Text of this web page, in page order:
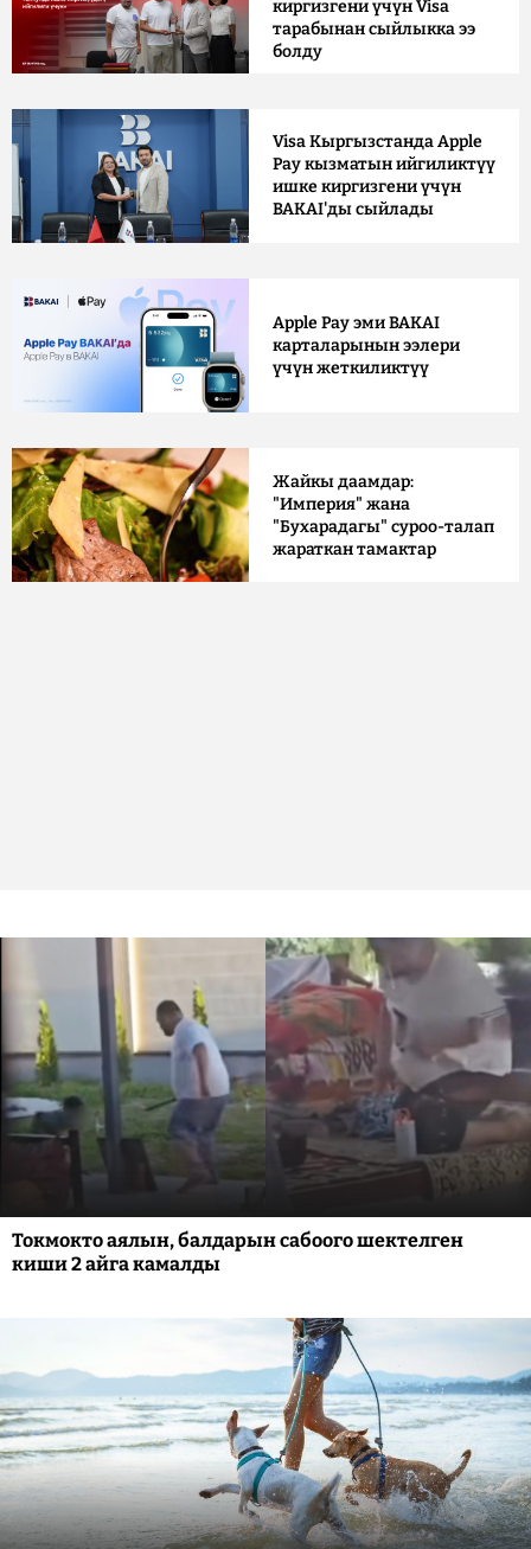
киргизгени үчүн Visa
тарабынан сыйлыкка ээ
болду
Visa Кыргызстанда Apple
Pay кызматын ийгиликтүү
ишке киргизгени үчүн
BAKAI'ды сыйлады
Apple Pay эми BAKAI
карталарынын ээлери
үчүн жеткиликтүү
Жайкы даамдар:
"Империя" жана
"Бухарадагы" суроо-талап
жараткан тамактар
Токмокто аялын, балдарын сабоого шектелген
киши 2 айга камалды